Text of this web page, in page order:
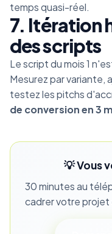
temps quasi-réel.
7. Itération
des scripts
Le script du mois 1
Mesurez par variante,
testez les pitchs
de conversion en 3
💡 Vous
30 minutes au
cadrer votre projet